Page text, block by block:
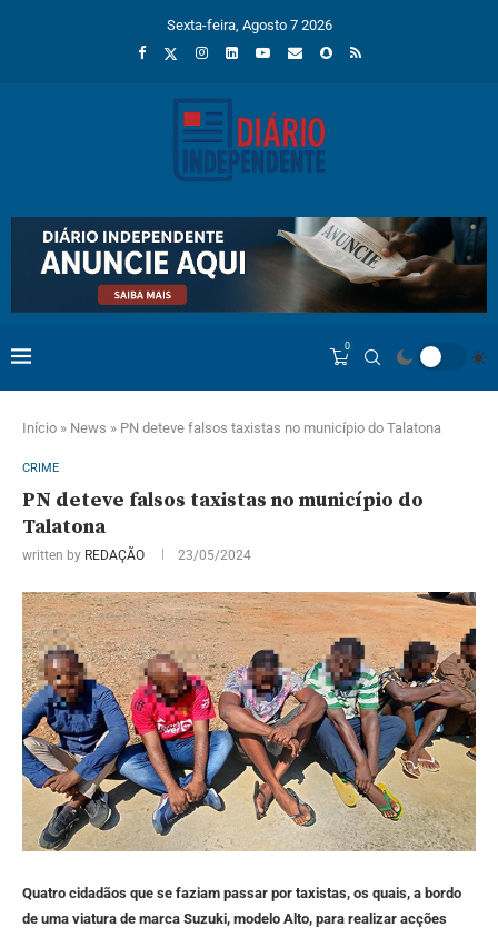
Sexta-feira, Agosto 7 2026
0
Início » News » PN deteve falsos taxistas no município do Talatona
CRIME
PN deteve falsos taxistas no município do
Talatona
written by REDAÇÃO 23/05/2024
Quatro cidadãos que se faziam passar por taxistas, os quais, a bordo
de uma viatura de marca Suzuki, modelo Alto, para realizar acções